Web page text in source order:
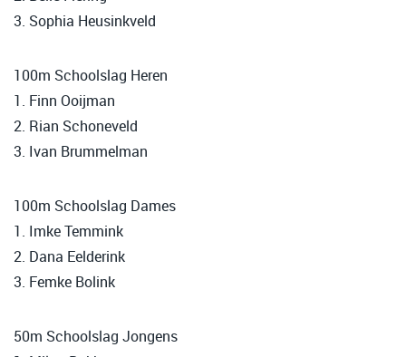
3. Sophia Heusinkveld
100m Schoolslag Heren
1. Finn Ooijman
2. Rian Schoneveld
3. Ivan Brummelman
100m Schoolslag Dames
1. Imke Temmink
2. Dana Eelderink
3. Femke Bolink
50m Schoolslag Jongens